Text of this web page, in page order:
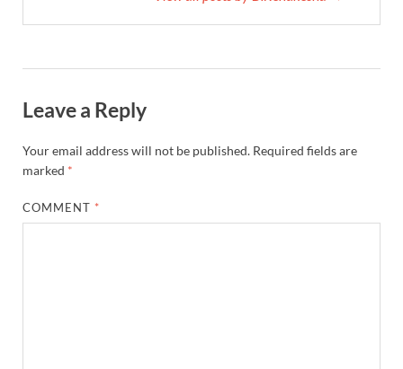
Leave a Reply
Your email address will not be published. Required fields are
marked *
COMMENT *